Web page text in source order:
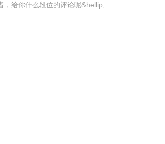
，给你什么段位的评论呢&hellip;